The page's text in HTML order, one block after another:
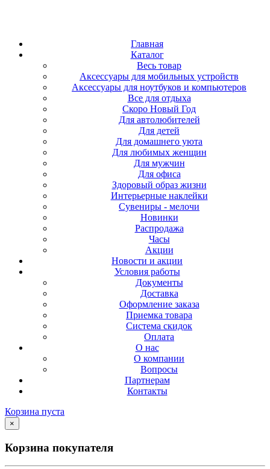
Главная
Каталог
Весь товар
Аксессуары для мобильных устройств
Аксессуары для ноутбуков и компьютеров
Все для отдыха
Скоро Новый Год
Для автолюбителей
Для детей
Для домашнего уюта
Для любимых женщин
Для мужчин
Для офиса
Здоровый образ жизни
Интерьерные наклейки
Сувениры - мелочи
Новинки
Распродажа
Часы
Акции
Новости и акции
Условия работы
Документы
Доставка
Оформление заказа
Приемка товара
Система скидок
Оплата
О нас
О компании
Вопросы
Партнерам
Контакты
Корзина пуста
×
Корзина покупателя